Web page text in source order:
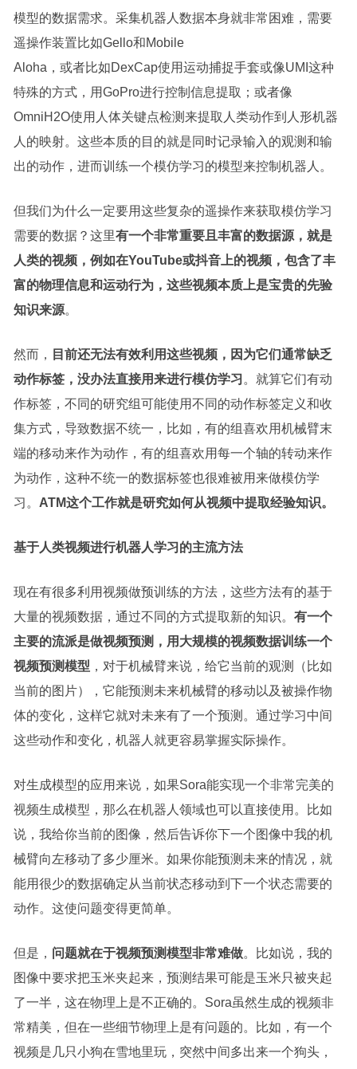
模型的数据需求。采集机器人数据本身就非常困难，需要
遥操作装置比如Gello和Mobile
Aloha，或者比如DexCap使用运动捕捉手套或像UMI这种
特殊的方式，用GoPro进行控制信息提取；或者像
OmniH2O使用人体关键点检测来提取人类动作到人形机器
人的映射。这些本质的目的就是同时记录输入的观测和输
出的动作，进而训练一个模仿学习的模型来控制机器人。
但我们为什么一定要用这些复杂的遥操作来获取模仿学习
需要的数据？这里有一个非常重要且丰富的数据源，就是
人类的视频，例如在YouTube或抖音上的视频，包含了丰
富的物理信息和运动行为，这些视频本质上是宝贵的先验
知识来源。
然而，
目前还无法有效利用这些视频，因为它们通常缺乏
动作标签，没办法直接用来进行模仿学习 。就算它们有动
作标签，不同的研究组可能使用不同的动作标签定义和收
集方式，导致数据不统一，比如，有的组喜欢用机械臂末
端的移动来作为动作，有的组喜欢用每一个轴的转动来作
为动作，这种不统一的数据标签也很难被用来做模仿学
习。 ATM这个工作就是研究如何从视频中提取经验知识。
基于人类视频进行机器人学习的主流方法
现在有很多利用视频做预训练的方法，这些方法有的基于
大量的视频数据，通过不同的方式提取新的知识。 有一个
主要的流派是做视频预测，用大规模的视频数据训练一个
视频预测模型 ，对于机械臂来说，给它当前的观测（比如
当前的图片），它能预测未来机械臂的移动以及被操作物
体的变化，这样它就对未来有了一个预测。通过学习中间
这些动作和变化，机器人就更容易掌握实际操作。
对生成模型的应用来说，如果Sora能实现一个非常完美的
视频生成模型，那么在机器人领域也可以直接使用。比如
说，我给你当前的图像，然后告诉你下一个图像中我的机
械臂向左移动了多少厘米。如果你能预测未来的情况，就
能用很少的数据确定从当前状态移动到下一个状态需要的
动作。这使问题变得更简单。
但是， 问题就在于视频预测模型非常难做。比如说，我的
图像中要求把玉米夹起来，预测结果可能是玉米只被夹起
了一半，这在物理上是不正确的。Sora虽然生成的视频非
常精美，但在一些细节物理上是有问题的。比如，有一个
视频是几只小狗在雪地里玩，突然中间多出来一个狗头，